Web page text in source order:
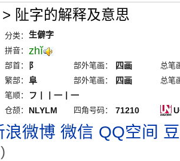
> 阯字的解释及意思
分类： 生僻字
拼音： zhĭ
部首： 阝 部外笔画： 四画
总笔
繁部： 阜 部外笔画： 四画
总笔
笔顺：
フ丨丨一丨一
仓颉： NLYLM 四角号码： 71210
浪微博 微信 QQ空间